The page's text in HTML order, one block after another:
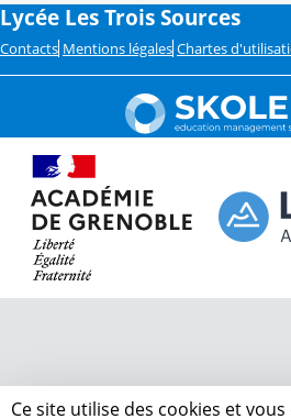
Lycée Les Trois Sources
Contacts Mentions légales Chartes
Ce site utilise des cookies et